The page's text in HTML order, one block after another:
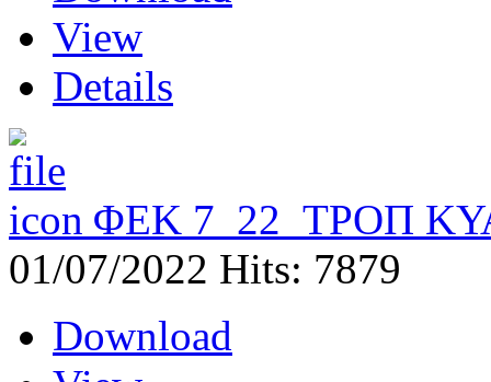
View
Details
ΦΕΚ 7_22_ΤΡΟΠ
01/07/2022 Hits: 7879
Download